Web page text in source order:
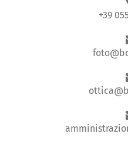
+39